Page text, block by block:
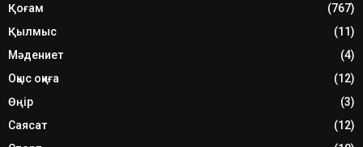
Қоғам
(767)
Қылмыс
(11)
Мәдениет
(4)
Оқыс оқиға
(12)
Өңір
(3)
Саясат
(12)